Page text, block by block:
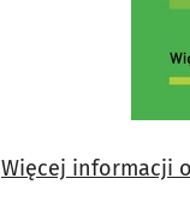
Więcej informacji